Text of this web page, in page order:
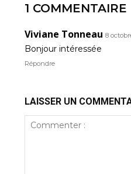
1 COMMENTAIRE
Viviane Tonneau 8
Bonjour intéressée
Répondre
LAISSER UN